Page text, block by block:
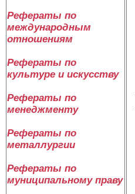
Рефераты по
международным
отношениям
Рефераты по
культуре и искусству
Рефераты по
менеджменту
Рефераты по
металлургии
Рефераты по
муниципальному праву